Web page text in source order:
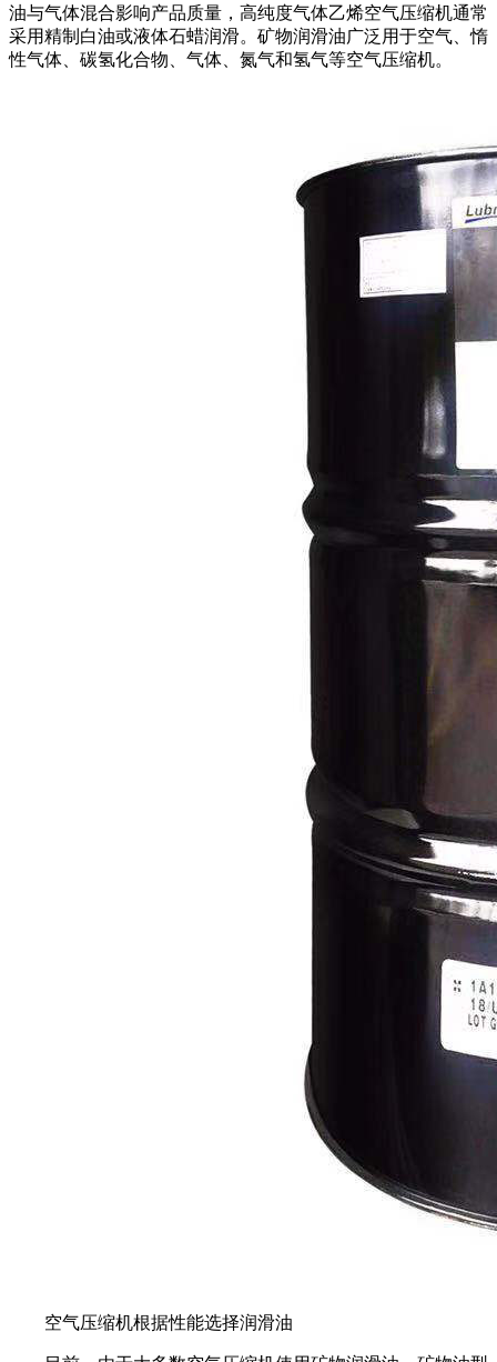
油与气体混合影响产品质量，高纯度气体乙烯空气压缩机通常
采用精制白油或液体石蜡润滑。矿物润滑油广泛用于空气、惰
性气体、碳氢化合物、气体、氮气和氢气等空气压缩机。
空气压缩机根据性能选择润滑油